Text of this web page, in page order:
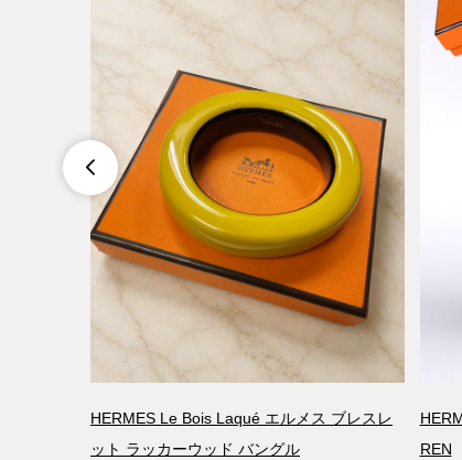

HERMES Le Bois Laqué エルメス ブレスレ
ット ラッカーウッド バングル
REN